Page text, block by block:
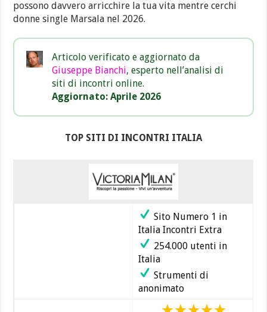
possono davvero arricchire la tua vita mentre cerchi
donne single Marsala nel 2026.
Articolo verificato e aggiornato da
Giuseppe Bianchi, esperto nell’analisi di
siti di incontri online.
Aggiornato: Aprile 2026
TOP SITI DI INCONTRI ITALIA
Sito Numero 1 in
Italia Incontri Extra
254.000 utenti in
Italia
Strumenti di
anonimato